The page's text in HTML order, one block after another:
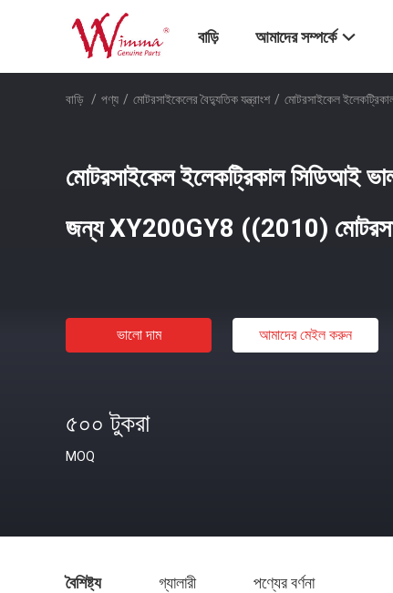
বাড়ি আমাদের সম্পর্কে
বাড়ি / পণ্য / মোটরসাইকেলের বৈদ্যুতিক যন্ত্রাংশ / মোটরসাইকেল
মোটরসাইকেল ইলেকট্রিকাল সিডিআই
জন্য XY200GY8 ((2010)
ভালো দাম আমাদের মেইল ​​করুন
৫০০ টুকরা
MOQ
বৈশিষ্ট্য গ্যালারী পণ্যের বর্ণনা